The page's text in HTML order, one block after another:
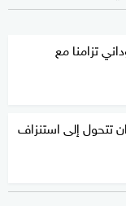
تزامنا مع
تتحول إلى استنزاف